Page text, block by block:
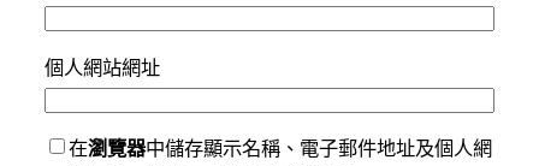
個人網站網址
在瀏覽器中儲存顯示名稱、電子郵件地址及個人網